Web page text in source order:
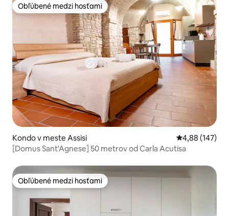
Obľúbené medzi hosťami
Obľúbené medzi hosťami
Kondo v meste Assisi Priemerné
4,88 (147)
[Domus Sant'Agnese] 50 metrov od Carla Acutisa
Obľúbené medzi hosťami
Obľúbené medzi hosťami